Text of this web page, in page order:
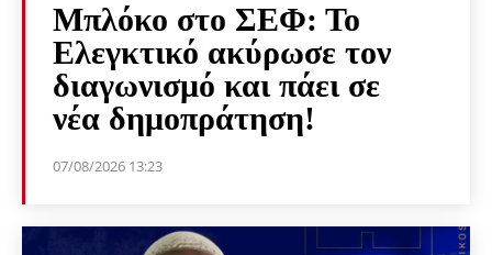
Μπλόκο στο ΣΕΦ: Το
Ελεγκτικό ακύρωσε τον
διαγωνισμό και πάει σε
νέα δημοπράτηση!
07/08/2026 13:23